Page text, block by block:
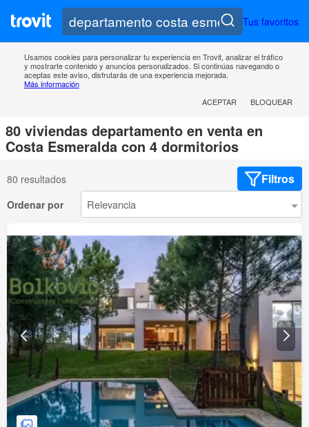
Tus favoritos
Usamos cookies para personalizar tu experiencia en Trovit, analizar el tráfico
y mostrarte contenido y anuncios personalizados. Si continúas navegando o
aceptas este aviso, disfrutarás de una experiencia mejorada.
Más información
ACEPTAR
BLOQUEAR
80 viviendas departamento en venta en
Costa Esmeralda con 4 dormitorios
80 resultados Filtros
Ordenar por